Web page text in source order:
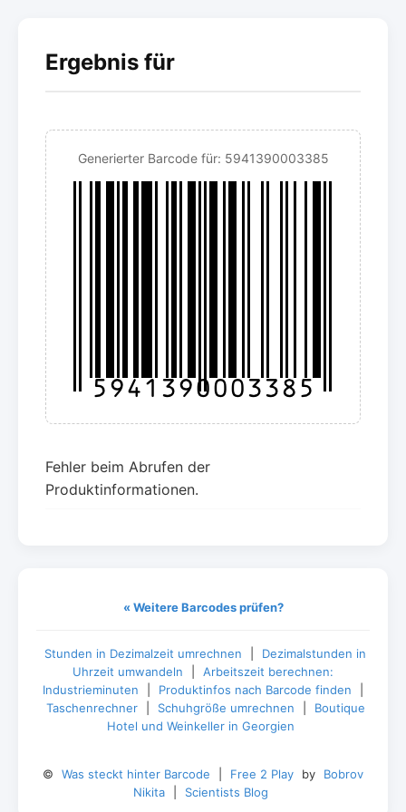
Ergebnis für
Generierter Barcode für: 5941390003385
Fehler beim Abrufen der
Produktinformationen.
« Weitere Barcodes prüfen?
Stunden in Dezimalzeit umrechnen
Dezimalstunden in
Uhrzeit umwandeln
Arbeitszeit berechnen:
Industrieminuten
Produktinfos nach Barcode finden
Taschenrechner
Schuhgröße umrechnen
Boutique
Hotel und Weinkeller in Georgien
© Was steckt hinter Barcode Free 2 Play by
Bobrov
Nikita
Scientists Blog